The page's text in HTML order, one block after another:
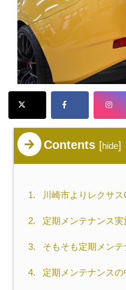
Contents [hide]
1. 川崎市よりレクサ
2. 定期メンテナンス実
3. そもそも定期メンテ
4. 定期メンテナンスの